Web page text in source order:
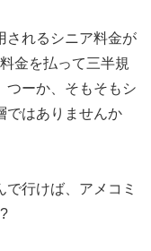
れるシニア料金が
金を払って三半規
つーか、そもそもシ
ではありませんか
行けば、アメコミ